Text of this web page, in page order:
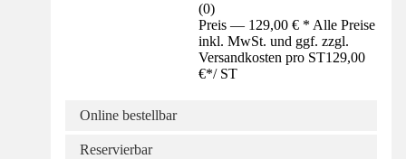
(0)
Preis — 129,00 € * Alle Preise
inkl. MwSt. und ggf. zzgl.
Versandkosten pro ST129,00
€*/ ST
Online bestellbar
Reservierbar